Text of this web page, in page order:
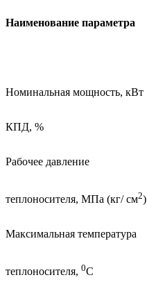
Наименование параметра
Номинальная мощность, кВт
КПД, %
Рабочее давление
теплоносителя, МПа (кг/ см2)
Максимальная температура
теплоносителя, 0С